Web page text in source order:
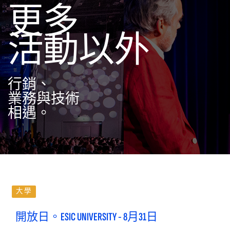
更多
活動以外
行銷、
業務與技術
相遇。
大學
開放日。ESIC UNIVERSITY - 8月31日